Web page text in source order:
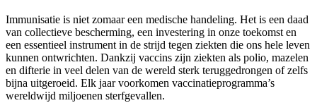
Immunisatie is niet zomaar een medische handeling. Het is een daad
van collectieve bescherming, een investering in onze toekomst en
een essentieel instrument in de strijd tegen ziekten die ons hele leven
kunnen ontwrichten. Dankzij vaccins zijn ziekten als polio, mazelen
en difterie in veel delen van de wereld sterk teruggedrongen of zelfs
bijna uitgeroeid. Elk jaar voorkomen vaccinatieprogramma’s
wereldwijd miljoenen sterfgevallen.